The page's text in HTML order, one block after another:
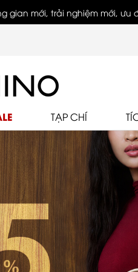
gian mới, trải nghiệm mới, ưu
TẠP CHÍ